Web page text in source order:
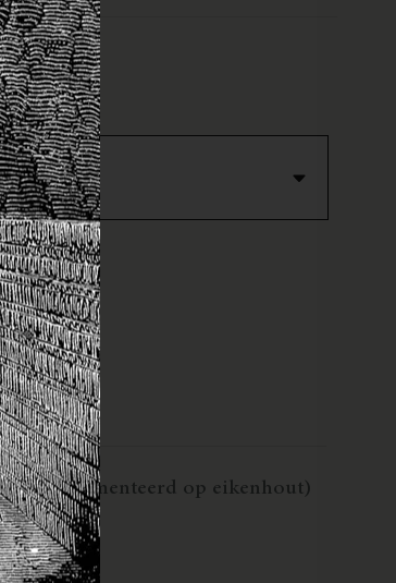
(gefermenteerd op eikenhout)